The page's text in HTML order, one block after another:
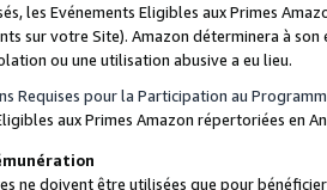
les Evénements Eligibles aux Primes
sur votre Site). Amazon déterminera à
ou une utilisation abusive a eu lieu.
Requises pour la Participation au
aux Primes Amazon répertoriées en
ne doivent être utilisées que pour